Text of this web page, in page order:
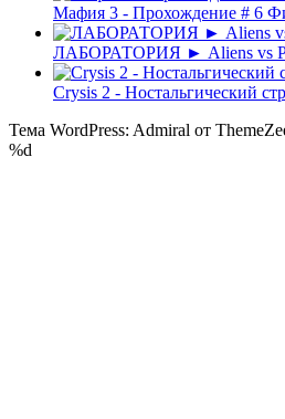
Мафия 3 - Прохождение # 6
ЛАБОРАТОРИЯ ► Aliens vs
Crysis 2 - Ностальгический
Тема WordPress: Admiral от
%d